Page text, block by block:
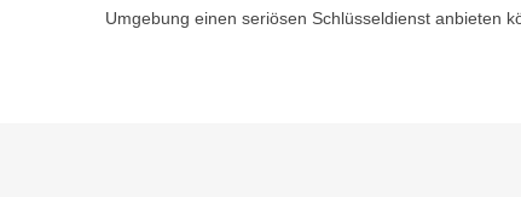
Umgebung einen seriösen Schlüsseldienst anbieten